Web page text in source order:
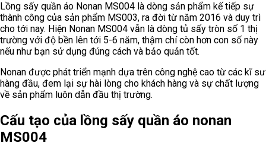
Model: MS004
Công suất: 1200W
Dòng điện: 220-240V/50HZ